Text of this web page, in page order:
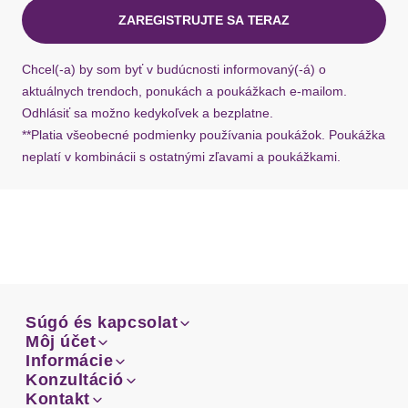
ZAREGISTRUJTE SA TERAZ
Chcel(-a) by som byť v budúcnosti informovaný(-á) o
aktuálnych trendoch, ponukách a poukážkach e-mailom.
Odhlásiť sa možno kedykoľvek a bezplatne.
**Platia všeobecné podmienky používania poukážok. Poukážka
neplatí v kombinácii s ostatnými zľavami a poukážkami.
Súgó és kapcsolat
Email
Facebook
Súgó és kapcsolat
Email
Môj účet
Prehľad objednávok
Môj účet
Prehľad objednávok
Informácie
Doprava
Informácie
Konzultáció
Konzultáció
Kontakt